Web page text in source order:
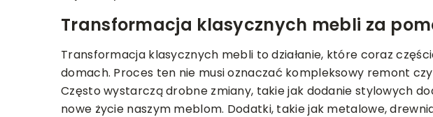
Transformacja klasycznych mebli za
Transformacja klasycznych mebli to działanie, które coraz
domach. Proces ten nie musi oznaczać kompleksowy remont
Często wystarczą drobne zmiany, takie jak dodanie stylowych
nowe życie naszym meblom. Dodatki, takie jak metalowe,
I BUDOWA WYKOŃCZENIE
właściwą armaturę
do nowoczesnej łazienki?
się, jak dopasować armaturę
SPRZĘT AGD TECHNOLOGIE
23-06-2023
Odkurzacz do prania: Czy to
innowacyjne urządzenie może zmienić
twoje życie?